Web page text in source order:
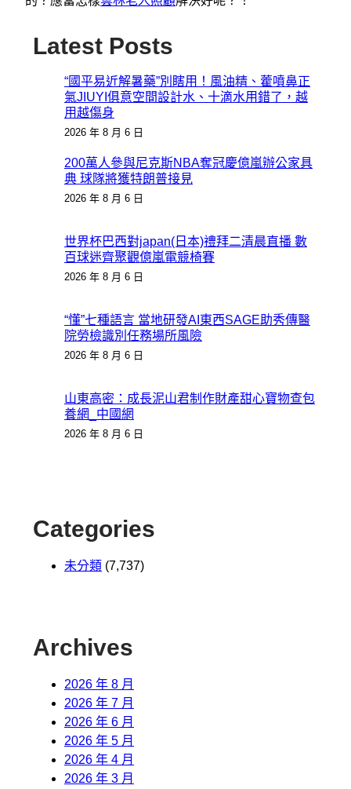
Latest Posts
“國平易近解暑藥”別瞎用！風油精、藿噴鼻正
氣JIUYI俱意空間設計水、十滴水用錯了，越
用越傷身
2026 年 8 月 6 日
200萬人參與尼克斯NBA奪冠慶億嵐辦公家具
典 球隊將獲特朗普接見
2026 年 8 月 6 日
世界杯巴西對japan(日本)禮拜二清晨直播 數
百球迷齊聚觀億嵐電競椅賽
2026 年 8 月 6 日
“懂”七種語言 當地研發AI東西SAGE助秀傳醫
院勞檢識別任務場所風險
2026 年 8 月 6 日
山東高密：成長泥山君制作財產甜心寶物查包
養網_中國網
2026 年 8 月 6 日
Categories
未分類 (7,737)
Archives
2026 年 8 月
2026 年 7 月
2026 年 6 月
2026 年 5 月
2026 年 4 月
2026 年 3 月